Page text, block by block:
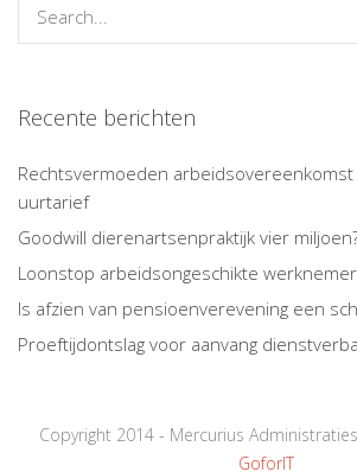
Recente berichten
Rechtsvermoeden arbeidsovereenkomst
uurtarief
Goodwill dierenartsenpraktijk vier
Loonstop arbeidsongeschikte
Is afzien van pensioenverevening een
Proeftijdontslag voor aanvang
Copyright 2014 - Mercurius
GoforIT